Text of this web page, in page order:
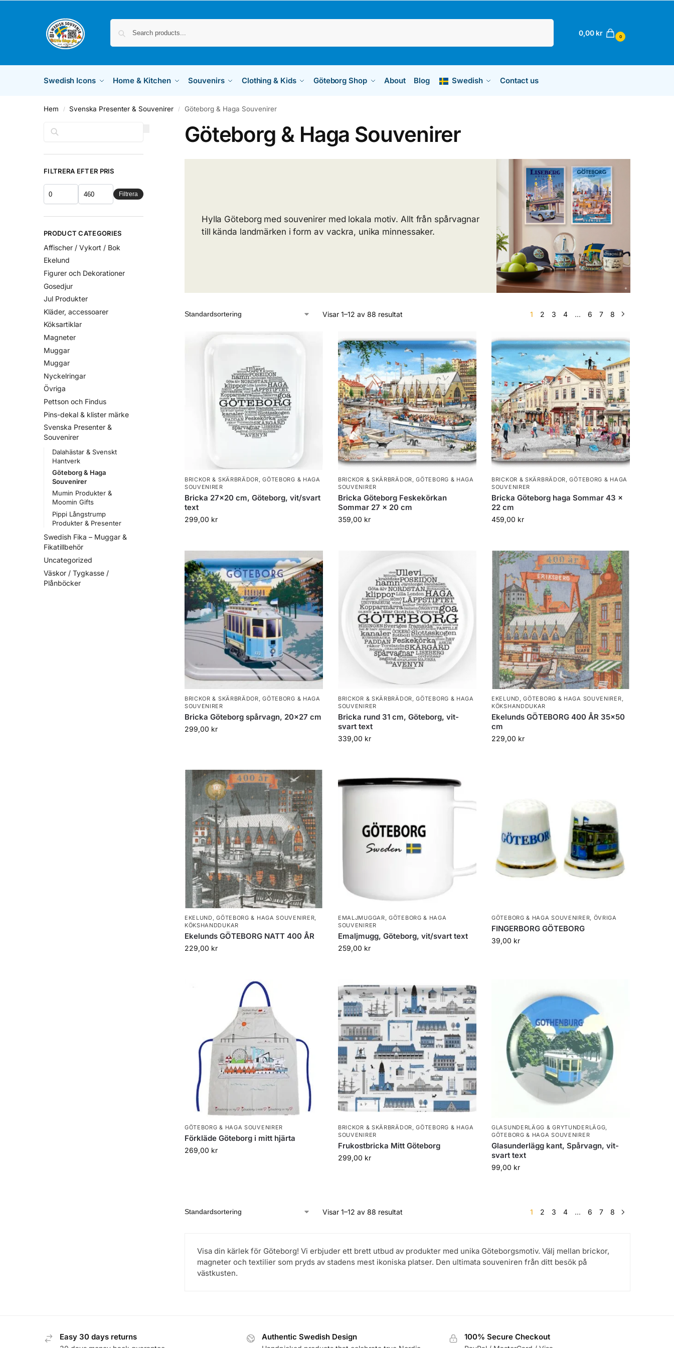
0,00 kr 0
Swedish Icons Home & Kitchen Souvenirs Clothing & Kids Göteborg Shop About Blog Swedish Contact us
Hem / Svenska Presenter & Souvenirer / Göteborg & Haga Souvenirer
Göteborg & Haga Souvenirer
Hylla Göteborg med souvenirer med lokala motiv. Allt från spårvagnar
till kända landmärken i form av vackra, unika minnessaker.
Visar 1–12 av 88 resultat 1 2 3 4 ... 6 7 8
BRICKOR & SKÄRBRÄDOR,GÖTEBORG & HAGA
SOUVENIRER
Bricka 27×20 cm, Göteborg, vit/svart
text
299,00 kr
BRICKOR & SKÄRBRÄDOR,GÖTEBORG & HAGA
SOUVENIRER
Bricka Göteborg Feskekörkan
Sommar 27 x 20 cm
359,00 kr
BRICKOR & SKÄRBRÄDOR,GÖTEBORG & HAGA
SOUVENIRER
Bricka Göteborg haga Sommar 43 x
22 cm
459,00 kr
BRICKOR & SKÄRBRÄDOR,GÖTEBORG & HAGA
SOUVENIRER
Bricka Göteborg spårvagn, 20×27 cm
299,00 kr
BRICKOR & SKÄRBRÄDOR,GÖTEBORG & HAGA
SOUVENIRER
Bricka rund 31 cm, Göteborg, vit-
svart text
339,00 kr
EKELUND,GÖTEBORG & HAGA SOUVENIRER,
KÖKSHANDDUKAR
Ekelunds GÖTEBORG 400 ÅR 35×50
cm
229,00 kr
EKELUND,GÖTEBORG & HAGA SOUVENIRER,
KÖKSHANDDUKAR
Ekelunds GÖTEBORG NATT 400 ÅR
229,00 kr
EMALJMUGGAR,GÖTEBORG & HAGA
SOUVENIRER
Emaljmugg, Göteborg, vit/svart text
259,00 kr
GÖTEBORG & HAGA SOUVENIRER, ÖVRIGA
FINGERBORG GÖTEBORG
39,00 kr
GÖTEBORG & HAGA SOUVENIRER
Förkläde Göteborg i mitt hjärta
269,00 kr
BRICKOR & SKÄRBRÄDOR,GÖTEBORG & HAGA
SOUVENIRER
Frukostbricka Mitt Göteborg
299,00 kr
GLASUNDERLÄGG & GRYTUNDERLÄGG,
GÖTEBORG & HAGA SOUVENIRER
Glasunderlägg kant, Spårvagn, vit-
svart text
99,00 kr
Visar 1–12 av 88 resultat 1 2 3 4 ... 6 7 8
Visa din kärlek för Göteborg! Vi erbjuder ett brett utbud av produkter med unika Göteborgsmotiv. Välj mellan brickor,
magneter och textilier som pryds av stadens mest ikoniska platser. Den ultimata souveniren från ditt besök på
västkusten.
FILTRERA EFTER PRIS
Filtrera
PRODUCT CATEGORIES
Affischer / Vykort / Bok
Ekelund
Figurer och Dekorationer
Gosedjur
Jul Produkter
Kläder, accessoarer
Köksartiklar
Magneter
Muggar
Muggar
Nyckelringar
Övriga
Pettson och Findus
Pins-dekal & klister märke
Svenska Presenter &
Souvenirer
Dalahästar & Svenskt
Hantverk
Göteborg & Haga
Souvenirer
Mumin Produkter &
Moomin Gifts
Pippi Långstrump
Produkter & Presenter
Swedish Fika – Muggar &
Fikatillbehör
Uncategorized
Väskor / Tygkasse /
Plånböcker
Easy 30 days returns Authentic Swedish Design 100% Secure Checkout